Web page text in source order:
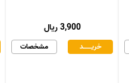
3,900 ریال
مشخصات خریـــــــد